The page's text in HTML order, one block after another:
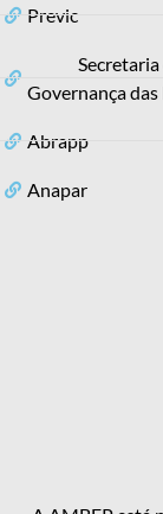
Previc
Governança
Abrapp
Anapar